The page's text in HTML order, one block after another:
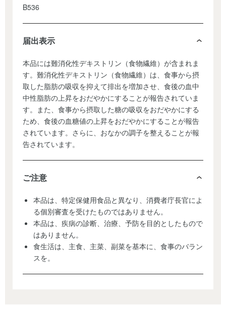
B536
届出表示
本品には難消化性デキストリン（食物繊維）が含まれま
す。難消化性デキストリン（食物繊維）は、食事から摂
取した脂肪の吸収を抑えて排出を増加させ、食後の血中
中性脂肪の上昇をおだやかにすることが報告されていま
す。また、食事から摂取した糖の吸収をおだやかにする
ため、食後の血糖値の上昇をおだやかにすることが報告
されています。さらに、おなかの調子を整えることが報
告されています。
ご注意
本品は、特定保健用食品と異なり、消費者庁長官によ
る個別審査を受けたものではありません。
本品は、疾病の診断、治療、予防を目的としたもので
はありません。
食生活は、主食、主菜、副菜を基本に、食事のバラン
スを。